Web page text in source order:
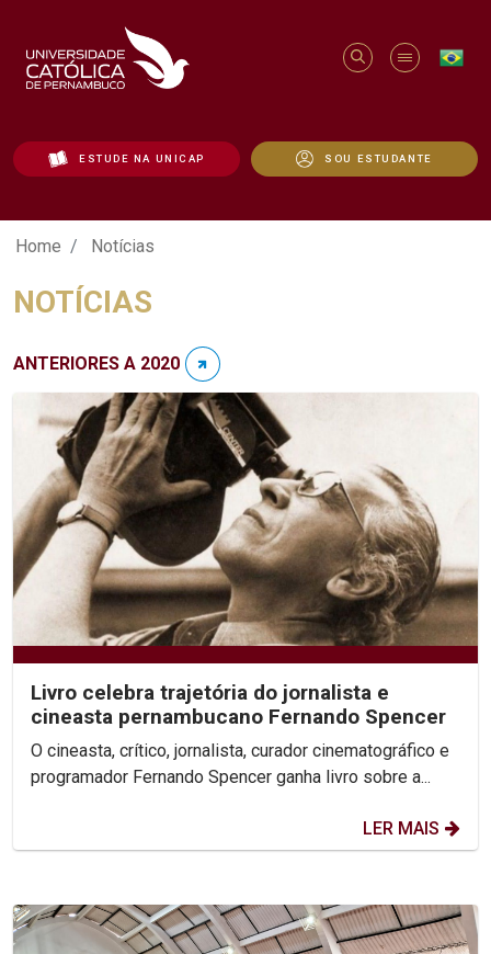
ESTUDE NA UNICAP SOU ESTUDANTE
Notícias - Unicap
Home Notícias
NOTÍCIAS
ANTERIORES A 2020
Livro celebra trajetória do jornalista e
cineasta pernambucano Fernando Spencer
O cineasta, crítico, jornalista, curador cinematográfico e
programador Fernando Spencer ganha livro sobre a...
LER MAIS